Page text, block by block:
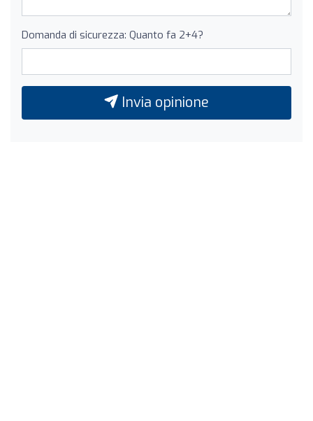
Domanda di sicurezza: Quanto fa 2+4?
Invia opinione